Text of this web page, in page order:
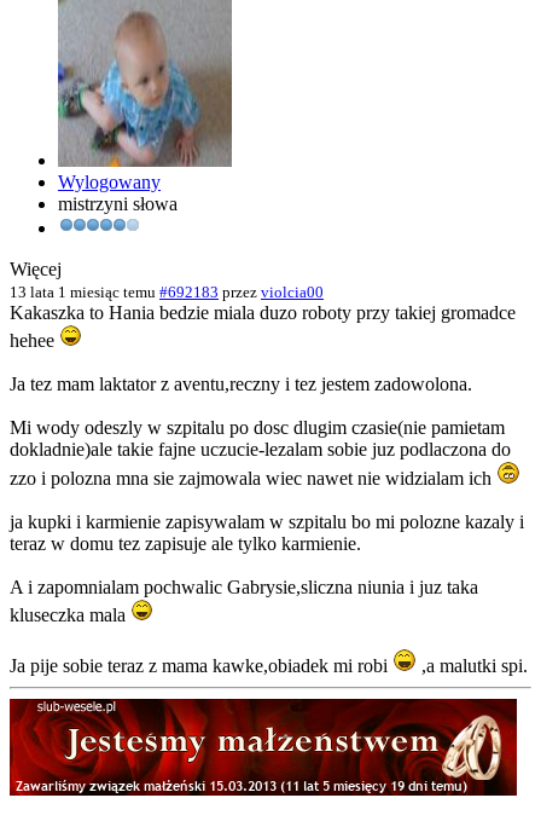
Wylogowany
mistrzyni słowa
Więcej
13 lata 1 miesiąc temu #692183 przez violcia00
Kakaszka to Hania bedzie miala duzo roboty przy takiej gromadce
hehee
Ja tez mam laktator z aventu,reczny i tez jestem zadowolona.
Mi wody odeszly w szpitalu po dosc dlugim czasie(nie pamietam
dokladnie)ale takie fajne uczucie-lezalam sobie juz podlaczona do
zzo i polozna mna sie zajmowala wiec nawet nie widzialam ich
ja kupki i karmienie zapisywalam w szpitalu bo mi polozne kazaly i
teraz w domu tez zapisuje ale tylko karmienie.
A i zapomnialam pochwalic Gabrysie,sliczna niunia i juz taka
kluseczka mala
Ja pije sobie teraz z mama kawke,obiadek mi robi ,a malutki spi.